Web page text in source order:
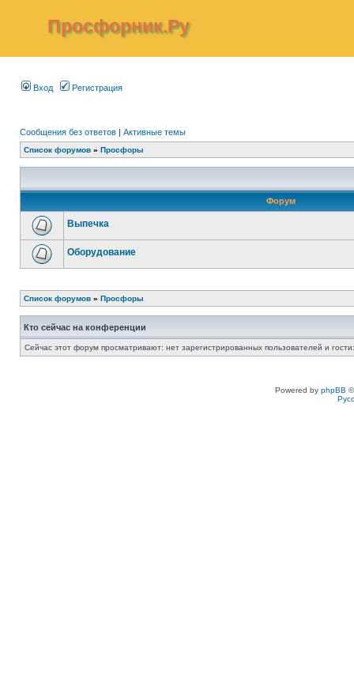
Просфорник.Ру
Вход Регистрация
Сообщения без ответов | Активные темы
Список форумов » Просфоры
Форум
Выпечка
Оборудование
Список форумов » Просфоры
Кто сейчас на конференции
Сейчас этот форум просматривают: нет зарегистрированных пользователей и
Powered by phpBB